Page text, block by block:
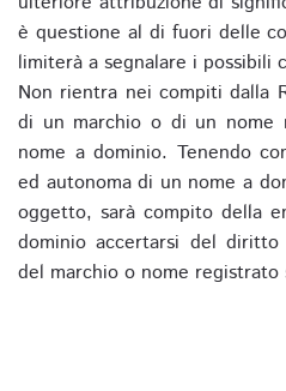
è questione al di fuori delle
limiterà a segnalare i possibili
Non rientra nei compiti dalla
di un marchio o di un nome
nome a dominio. Tenendo
ed autonoma di un nome a
oggetto, sarà compito della
dominio accertarsi del
del marchio o nome registrato